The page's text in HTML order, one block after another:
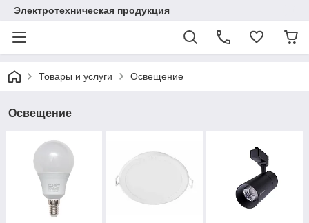
Электротехническая продукция
Товары и услуги Освещение
Освещение